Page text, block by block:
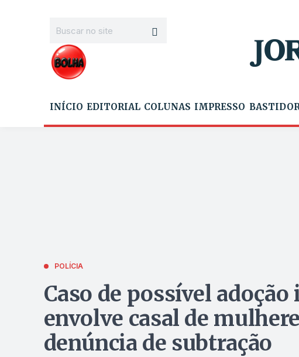
INÍCIO EDITORIAL COLUNAS IMPRESSO
POLÍCIA
Caso de possível
envolve casal de
denúncia de subtração